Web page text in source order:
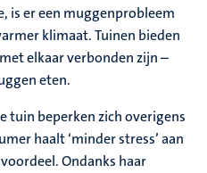
is er een muggenprobleem
klimaat. Tuinen bieden
elkaar verbonden zijn –
eten.
tuin beperken zich overigens
haalt ‘minder stress’ aan
Ondanks haar